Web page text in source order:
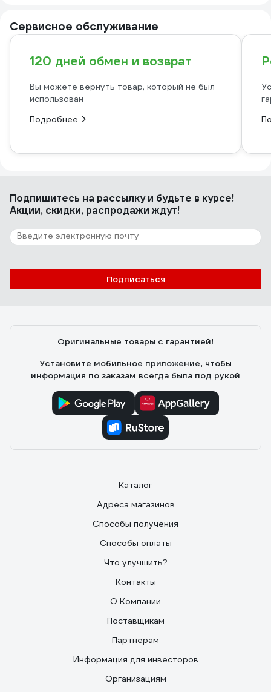
Сервисное обслуживание
120 дней обмен и возврат
Вы можете вернуть товар, который не был
использован
Подробнее
Подпишитесь на рассылкуи будьте в курсе!
Акции, скидки, распродажи ждут!
Подписаться
Оригинальные товары с гарантией!
Установите мобильное приложение, чтобы
информация по заказам всегда была под рукой
Каталог
Адреса магазинов
Способы получения
Способы оплаты
Что улучшить?
Контакты
О Компании
Поставщикам
Партнерам
Информация для инвесторов
Организациям